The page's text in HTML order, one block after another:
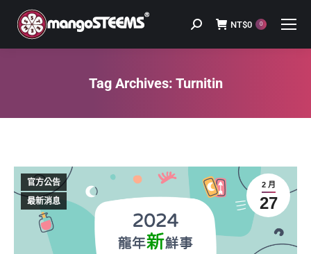
Search: NT$0 0
Tag Archives: Turnitin
2 月
27
官方公告
最新消息